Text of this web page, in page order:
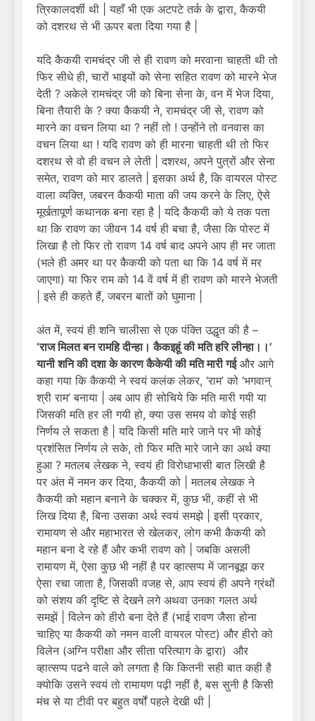
त्रिकालदर्शी थी | यहाँ भी एक अटपटे तर्क के द्वारा, कैकयी
को दशरथ से भी ऊपर बता दिया गया है |
यदि कैकयी रामचंद्र जी से ही रावण को मरवाना चाहती थी तो
फिर सीधे ही, चारों भाइयों को सेना सहित रावण को मारने भेज
देती ? अकेले रामचंद्र जी को बिना सेना के, वन में भेज दिया,
बिना तैयारी के ? क्या कैकयी ने, रामचंद्र जी से, रावण को
मारने का वचन लिया था ? नहीं तो ! उन्होंने तो वनवास का
वचन लिया था ! यदि रावण को ही मारना चाहती थी तो फिर
दशरथ से वो ही वचन ले लेती | दशरथ, अपने पुत्रों और सेना
समेत, रावण को मार डालते | इसका अर्थ है, कि वायरल पोस्ट
वाला व्यक्ति, जबरन कैकयी माता की जय करने के लिए, ऐसे
मूर्खतापूर्ण कथानक बना रहा है | यदि कैकयी को ये तक पता
था कि रावण का जीवन 14 वर्ष ही बचा है, जैसा कि पोस्ट में
लिखा है तो फिर तो रावण 14 वर्ष बाद अपने आप ही मर जाता
(भले ही अमर था पर कैकयी को पता था कि 14 वर्ष में मर
जाएगा) या फिर राम को 14 वें वर्ष में ही रावण को मारने भेजती
| इसे ही कहते हैं, जबरन बातों को घुमाना |
अंत में, स्वयं ही शनि चालीसा से एक पंक्ति उद्धृत की है –
‘राज मिलत बन रामहि दीन्हा। कैकइहूं की मति हरि लीन्हा।।’
यानी शनि की दशा के कारण कैकेयी की मति मारी गईऔर आगे
कहा गया कि कैकयी ने स्वयं कलंक लेकर, ‘राम’ को ‘भगवान्
श्री राम’ बनाया | अब आप ही सोचिये कि मति मारी गयी या
जिसकी मति हर ली गयी हो, क्या उस समय वो कोई सही
निर्णय ले सकता है | यदि किसी मति मारे जाने पर भी कोई
प्रशंसित निर्णय ले सके, तो फिर मति मारे जाने का अर्थ क्या
हुआ ? मतलब लेखक ने, स्वयं ही विरोधाभासी बात लिखी है
पर अंत में नमन कर दिया, कैकयी को | मतलब लेखक ने
कैकयी को महान बनाने के चक्कर में, कुछ भी, कहीं से भी
लिख दिया है, बिना उसका अर्थ स्वयं समझे | इसी प्रकार,
रामायण से और महाभारत से खेलकर, लोग कभी कैकयी को
महान बना दे रहे हैं और कभी रावण को | जबकि असली
रामायण में, ऐसा कुछ भी नहीं है पर व्हात्सप्प में जानबूझ कर
ऐसा रचा जाता है, जिसकी वजह से, आप स्वयं ही अपने ग्रंथों
को संशय की दृष्टि से देखने लगे अथवा उनका गलत अर्थ
समझें | विलेन को हीरो बना देते हैं (भाई रावण जैसा होना
चाहिए या कैकयी को नमन वाली वायरल पोस्ट) और हीरो को
विलेन (अग्नि परीक्षा और सीता परित्याग के द्वारा) और
व्हात्सप्प पढने वाले को लगता है कि कितनी सही बात कही है
क्योकि उसने स्वयं तो रामायण पढ़ी नहीं है, बस सुनी है किसी
मंच से या टीवी पर बहुत वर्षों पहले देखी थी |